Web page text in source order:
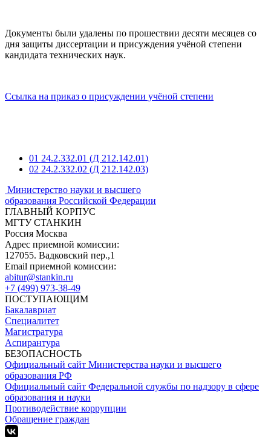
Документы были удалены по прошествии десяти месяцев со
дня защиты диссертации и присуждения учёной степени
кандидата технических наук.
Ссылка на приказ о присуждении учёной степени
01 24.2.332.01 (Д 212.142.01)
02 24.2.332.02 (Д 212.142.03)
Министерство науки и высшего
образования Российской Федерации
ГЛАВНЫЙ КОРПУС
МГТУ СТАНКИН
Россия Москва
Адрес приемной комиссии:
127055. Вадковский пер.,1
Email приемной комиссии:
abitur@stankin.ru
+7 (499) 973-38-49
ПОСТУПАЮЩИМ
Бакалавриат
Специалитет
Магистратура
Аспирантура
БЕЗОПАСНОСТЬ
Официальный сайт Министерства науки и высшего
образования РФ
Официальный сайт Федеральной службы по надзору в сфере
образования и науки
Противодействие коррупции
Обращение граждан